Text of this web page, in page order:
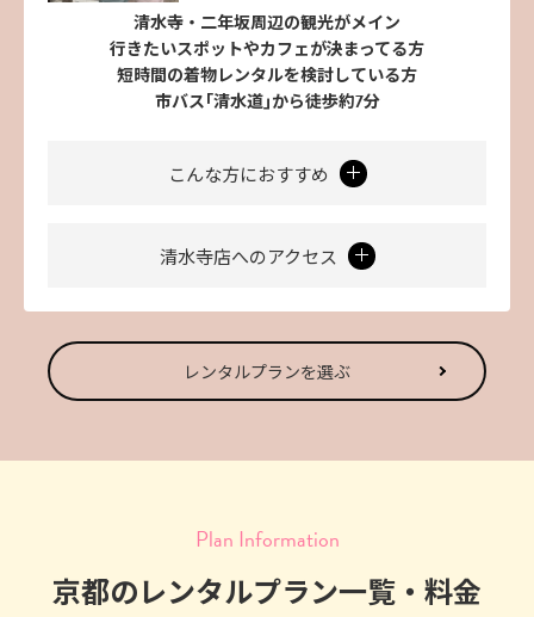
清水寺・二年坂周辺の観光がメイン
行きたいスポットやカフェが決まってる方
短時間の着物レンタルを検討している方
市バス｢清水道｣から徒歩約7分
こんな方におすすめ
清水寺店へのアクセス
レンタルプランを選ぶ
Plan Information
京都のレンタルプラン一覧・料金